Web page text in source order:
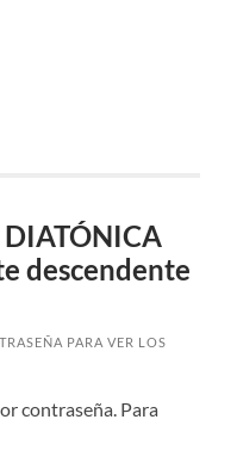
descendente
PARA VER LOS
contraseña. Para